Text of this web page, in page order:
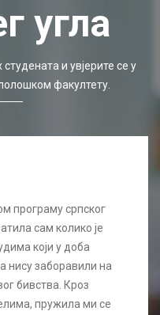
угла
и увјерите се у
факултету.
програму српског
сам колико је
који у доба
нису заборавили на
бивства. Кроз
пружила ми се